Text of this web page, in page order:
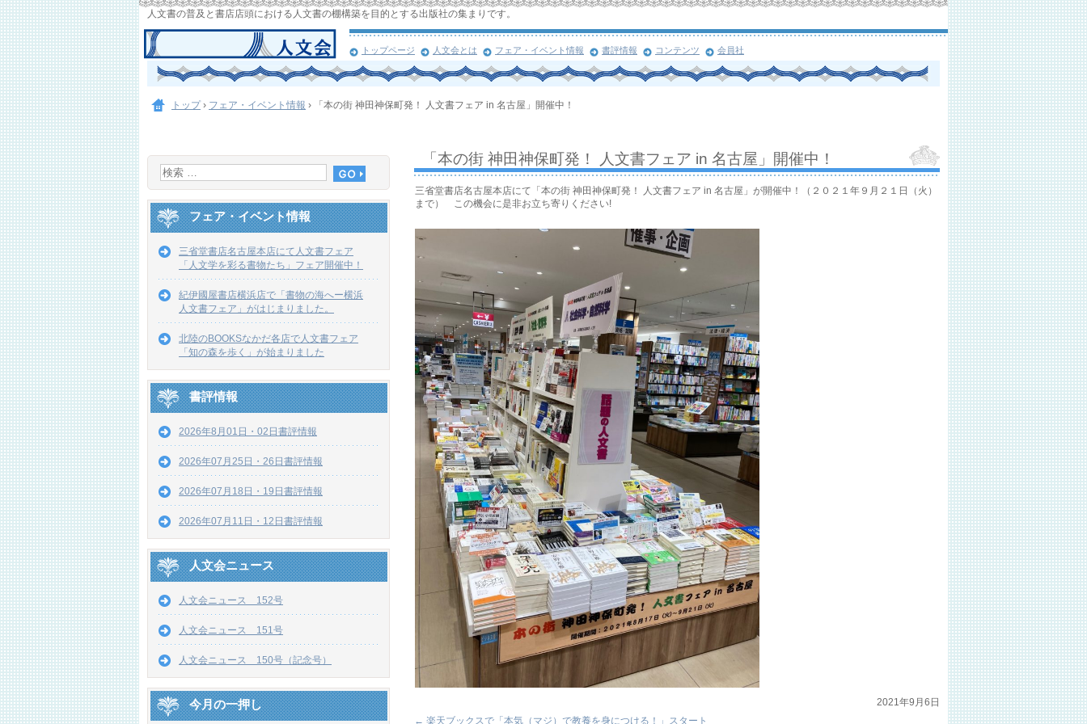
人文書の普及と書店店頭における人文書の棚構築を目的とする出版社の集まりです。
トップページ 人文会とは フェア・イベント情報 書評情報 コンテンツ 会員社
トップ › フェア・イベント情報 › 「本の街 神田神保町発！ 人文書フェア in 名古屋」開催中！
「本の街 神田神保町発！ 人文書フェア in 名古屋」開催中！
三省堂書店名古屋本店にて「本の街 神田神保町発！ 人文書フェア in 名古屋」が開催中！（２０２１年９月２１日（火）
まで） この機会に是非お立ち寄りください!
2021年9月6日
← 楽天ブックスで「本気（マジ）で教養を身につける！」スタート
フェア・イベント情報
三省堂書店名古屋本店にて人文書フェア
「人文学を彩る書物たち」フェア開催中！
紀伊國屋書店横浜店で「書物の海へー横浜
人文書フェア」がはじまりました。
北陸のBOOKSなかだ各店で人文書フェア
「知の森を歩く」が始まりました
書評情報
2026年8月01日・02日書評情報
2026年07月25日・26日書評情報
2026年07月18日・19日書評情報
2026年07月11日・12日書評情報
人文会ニュース
人文会ニュース 152号
人文会ニュース 151号
人文会ニュース 150号（記念号）
今月の一押し